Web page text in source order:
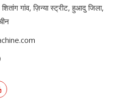
गांव, ज़िन्या स्ट्रीट, हुआदु जिला,